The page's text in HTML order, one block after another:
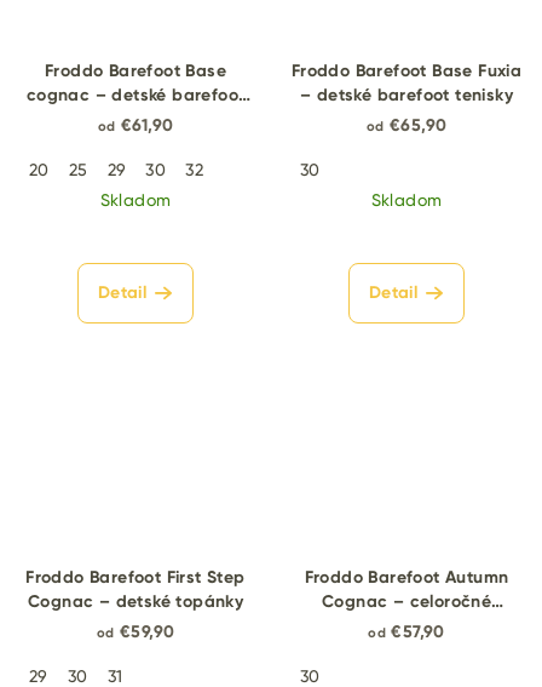
Froddo Barefoot Base
cognac – detské barefoot
tenisky
od €61,90
20 25 29 30
32
Skladom
Detail
Froddo Barefoot Base Fuxia
– detské barefoot tenisky
od €65,90
30
Skladom
Detail
Froddo Barefoot First Step
Cognac – detské topánky
od €59,90
29 30
31
Froddo Barefoot Autumn
Cognac – celoročné
topánky
od €57,90
30